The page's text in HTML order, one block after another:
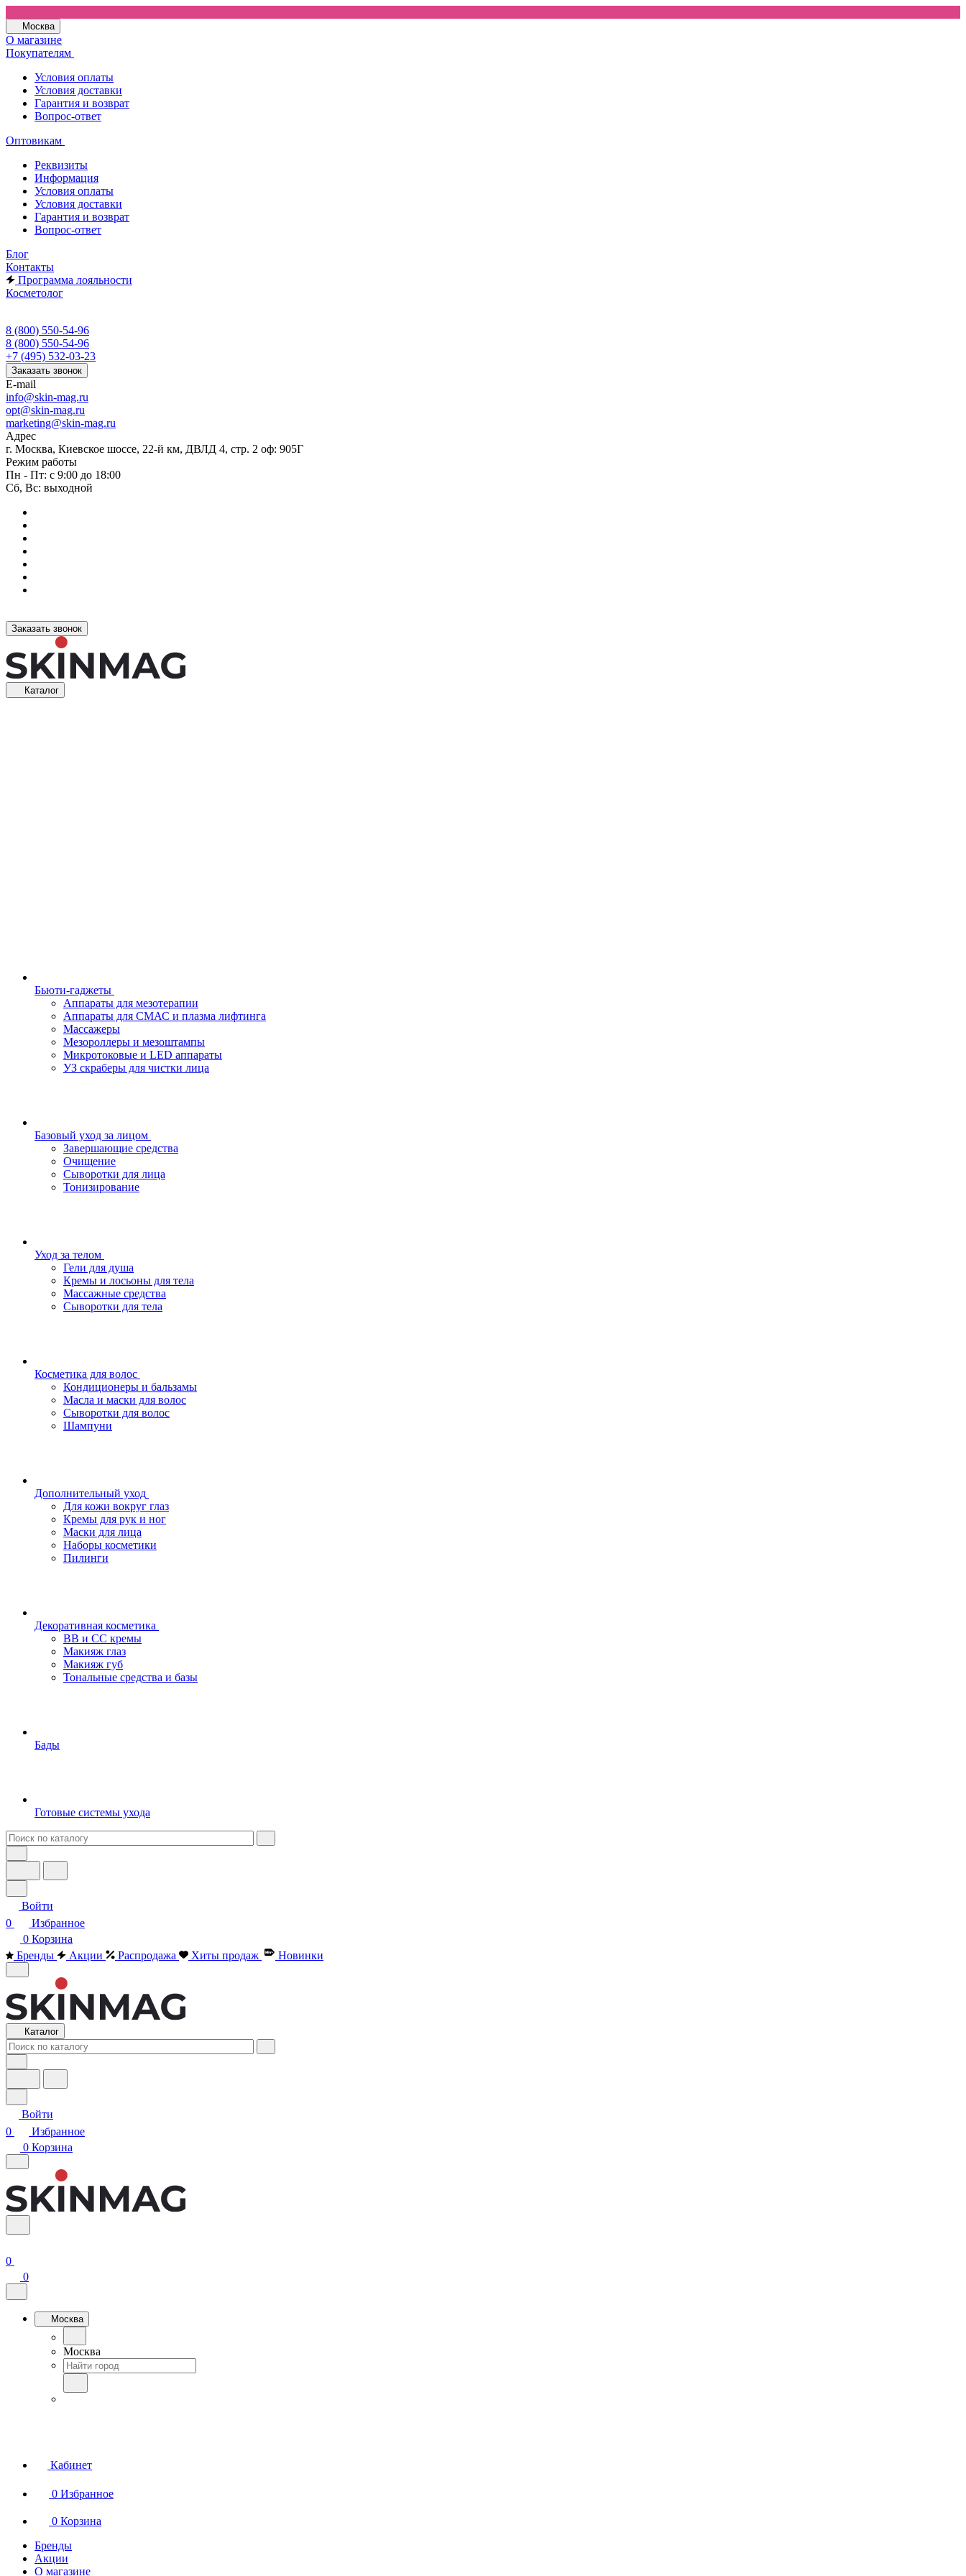
Москва
О магазине
Покупателям
Условия оплаты
Условия доставки
Гарантия и возврат
Вопрос-ответ
Оптовикам
Реквизиты
Информация
Условия оплаты
Условия доставки
Гарантия и возврат
Вопрос-ответ
Блог
Контакты
Программа лояльности
Косметолог
8 (800) 550-54-96
8 (800) 550-54-96
+7 (495) 532-03-23
Заказать звонок
E-mail
info@skin-mag.ru
opt@skin-mag.ru
marketing@skin-mag.ru
Адрес
г. Москва, Киевское шоссе, 22-й км, ДВЛД 4, стр. 2 оф: 905Г
Режим работы
Пн - Пт: с 9:00 до 18:00
Сб, Вс: выходной
Заказать звонок
Каталог
Бьюти-гаджеты
Аппараты для мезотерапии
Аппараты для СМАС и плазма лифтинга
Массажеры
Мезороллеры и мезоштампы
Микротоковые и LED аппараты
УЗ скраберы для чистки лица
Базовый уход за лицом
Завершающие средства
Очищение
Сыворотки для лица
Тонизирование
Уход за телом
Гели для душа
Кремы и лосьоны для тела
Массажные средства
Сыворотки для тела
Косметика для волос
Кондиционеры и бальзамы
Масла и маски для волос
Сыворотки для волос
Шампуни
Дополнительный уход
Для кожи вокруг глаз
Кремы для рук и ног
Маски для лица
Наборы косметики
Пилинги
Декоративная косметика
BB и СС кремы
Макияж глаз
Макияж губ
Тональные средства и базы
Бады
Готовые системы ухода
Войти
0
Избранное
0 Корзина
Бренды
Акции Распродажа Хиты продаж Новинки
Каталог
Войти
0
Избранное
0 Корзина
0
0
Москва
Москва
Кабинет
0 Избранное
0 Корзина
Бренды
Акции
О магазине